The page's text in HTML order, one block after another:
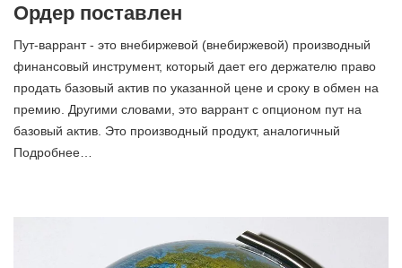
Ордер поставлен
Пут-варрант - это внебиржевой (внебиржевой) производный
финансовый инструмент, который дает его держателю право
продать базовый актив по указанной цене и сроку в обмен на
премию. Другими словами, это варрант с опционом пут на
базовый актив. Это производный продукт, аналогичный
Подробнее…